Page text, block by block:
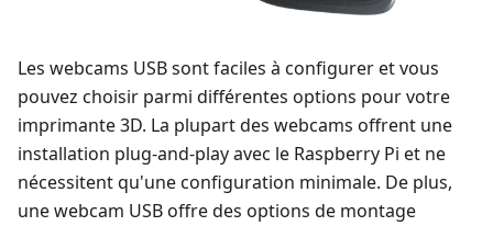
Les webcams USB sont faciles à configurer et vous
pouvez choisir parmi différentes options pour votre
imprimante 3D. La plupart des webcams offrent une
installation plug-and-play avec le Raspberry Pi et ne
nécessitent qu'une configuration minimale. De plus,
une webcam USB offre des options de montage